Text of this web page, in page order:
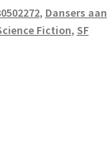
, Dansers
Fiction, SF